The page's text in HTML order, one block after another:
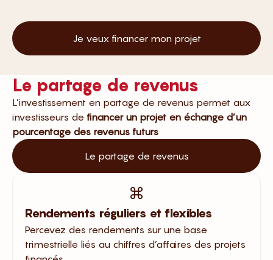
Je veux financer mon projet
Le partage de revenus
Le partage de revenus​
L’investissement en partage de revenus permet aux
investisseurs de financer un projet en échange d’un
pourcentage des revenus futurs
Rendements réguliers et flexibles
Percevez des rendements sur une base
trimestrielle liés au chiffres d’affaires des projets